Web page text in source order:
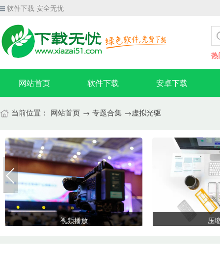
软件下载 安全无忧
热
网站首页 软件下载 安卓下载
当前位置： 网站首页 → 专题合集 →虚拟光驱
视频播放 压